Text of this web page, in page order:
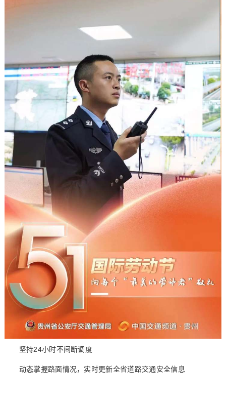
坚持24小时不间断调度
动态掌握路面情况，实时更新全省道路交通安全信息